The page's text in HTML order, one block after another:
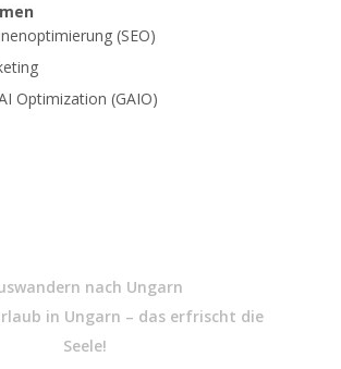
(SEO)
Optimization (GAIO)
nach Ungarn
in Ungarn – das erfrischt die
Seele!